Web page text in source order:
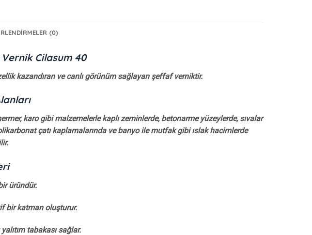
(0)
Cilasum 40
kazandıran ve canlı görünüm sağlayan şeffaf verniktir.
karo gibi malzemelerle kaplı zeminlerde, betonarme yüzeylerde, sıvalar
çatı kaplamalarında ve banyo ile mutfak gibi ıslak hacimlerde
üründür.
bir katman oluşturur.
tabakası sağlar.